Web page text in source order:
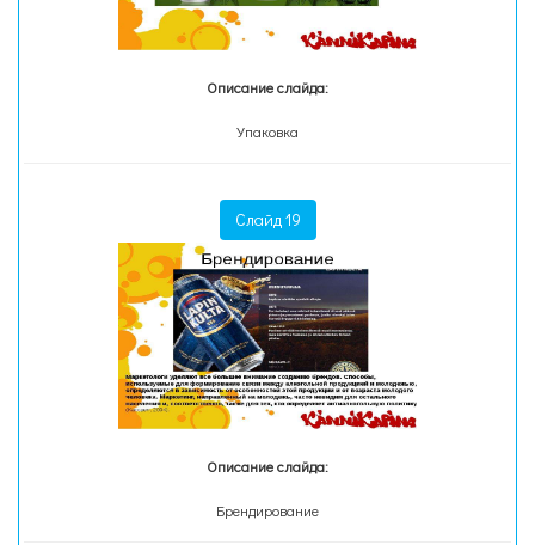
Описание слайда:
Упаковка
Слайд 19
Описание слайда:
Брендирование